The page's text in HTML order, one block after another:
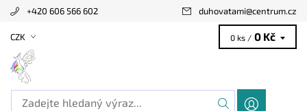
+420 606 566 602 duhovatami@centrum.cz
CZK 0 ks / 0 Kč